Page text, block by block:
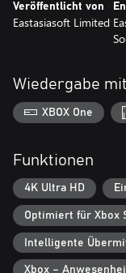
Veröffentlicht von
Eastasiasoft Limited
Wiedergabe mit
XBOX One
Funktionen
4K Ultra HD
Optimiert für Xbox
Intelligente
Xbox –